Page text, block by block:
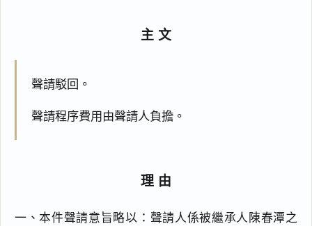
主文
聲請駁回。
聲請程序費用由聲請人負擔。
理由
一、本件聲請意旨略以：聲請人係被繼承人陳春潭之